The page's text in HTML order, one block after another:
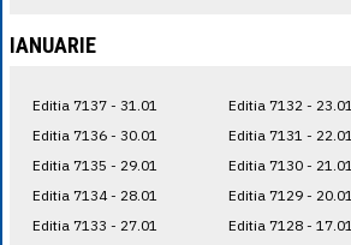
IANUARIE
Editia 7137 - 31.01
Editia 7136 - 30.01
Editia 7135 - 29.01
Editia 7134 - 28.01
Editia 7133 - 27.01
Editia 7132 - 23.01
Editia 7131 - 22.01
Editia 7130 - 21.01
Editia 7129 - 20.01
Editia 7128 - 17.01